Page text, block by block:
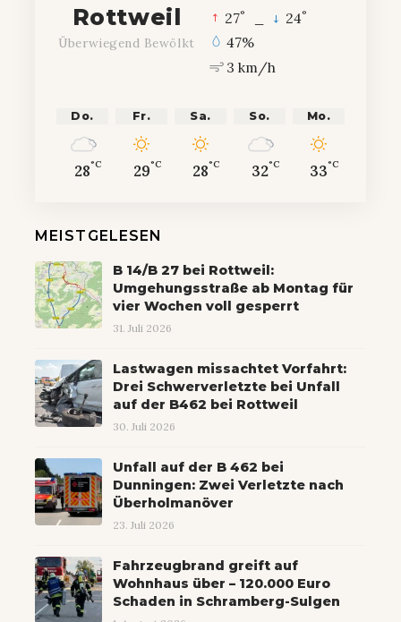
Rottweil
Überwiegend Bewölkt
27° 24°
47%
3 km/h
Do.
28°C
Fr.
29°C
Sa.
28°C
So.
32°C
Mo.
33°C
MEISTGELESEN
B 14/B 27 bei Rottweil:
Umgehungsstraße ab Montag für
vier Wochen voll gesperrt
31. Juli 2026
Lastwagen missachtet Vorfahrt:
Drei Schwerverletzte bei Unfall
auf der B462 bei Rottweil
30. Juli 2026
Unfall auf der B 462 bei
Dunningen: Zwei Verletzte nach
Überholmanöver
23. Juli 2026
Fahrzeugbrand greift auf
Wohnhaus über – 120.000 Euro
Schaden in Schramberg-Sulgen